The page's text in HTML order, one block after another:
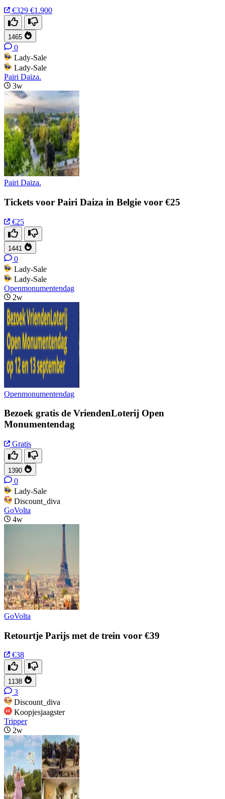
€329 €1.900
1465
0
Lady-Sale
Lady-Sale
Pairi Daiza.
3w
Pairi Daiza.
Tickets voor Pairi Daiza in Belgie voor €25
€25
1441
0
Lady-Sale
Lady-Sale
Openmonumentendag
2w
Openmonumentendag
Bezoek gratis de VriendenLoterij Open
Monumentendag
Gratis
1390
0
Lady-Sale
Discount_diva
GoVolta
4w
GoVolta
Retourtje Parijs met de trein voor €39
€38
1138
3
Discount_diva
Koopjesjaagster
Tripper
2w